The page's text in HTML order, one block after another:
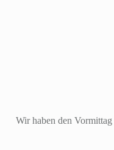
Wir haben den